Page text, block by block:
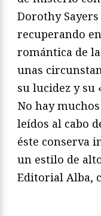
Dorothy
recuperando
romántica de
unas
su lucidez y su
No hay
leídos al cabo
éste conserva
un estilo de
Editorial Alba,